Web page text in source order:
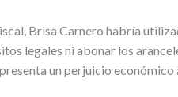
Brisa Carnero habría
legales ni abonar los
un perjuicio económico